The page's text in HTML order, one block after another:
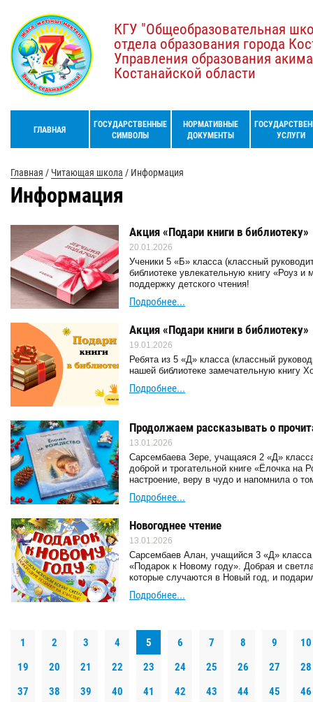
КГУ "Общеобразовательная
отдела образования города
Управления образования
Костанайской области
ГЛАВНАЯ
ГОСУДАРСТВЕННЫЕ
СИМВОЛЫ
НОРМАТИВНЫЕ
ДОКУМЕНТЫ
УСЛУГИ
Главная / Читающая школа / Информация
Информация
Акция «Подари книги в библиотеку»
20.01.2026
Ученики 5 «Б» класса (классный
библиотеке увлекательную книгу «Роуз
поддержку детского чтения!
Подробнее...
Акция «Подари книги в библиотеку»
19.01.2026
Ребята из 5 «Д» класса (классный
нашей библиотеке замечательную книгу
Подробнее...
Продолжаем рассказывать о
13.01.2026
Сарсембаева Зере, учащаяся 2 «Д»
доброй и трогательной книге «Ёлочка на
настроение, веру в чудо и напомнила о
Подробнее...
Новогоднее чтение
13.01.2026
Сарсембаев Алан, учащийся 3 «Д»
«Подарок к Новому году». Добрая и
которые случаются в Новый год, и
Подробнее...
1 2 3 4 5 6 7 8 9
10
19
20 21 22 23 24 25 26 27
28
37
38 39 40 41 42 43 44 45
46